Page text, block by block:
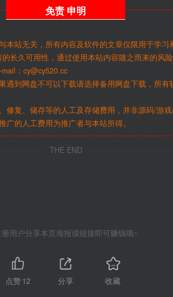
免责 申明
本站无关，所有内容及软件的文章仅限用于学
长久可用性，通过使用本站内容随之而来的风
：cy@cy520.cc
遇到网盘不可以下载请选择备用网盘下载，所
复、储存等的人工及存储费用，并非源码/游戏
的人工费用为推广者与本站所得。
THE END
册用户分享本页海报或链接即可赚钱哦~
点赞12 分享 收藏